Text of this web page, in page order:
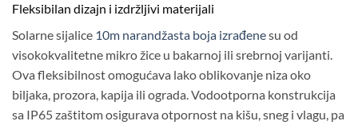
Fleksibilan dizajn i izdržljivi materijali
Solarne sijalice 10m narandžasta boja izrađenesu od
visokokvalitetne mikro žice u bakarnoj ili srebrnoj varijanti.
Ova fleksibilnost omogućava lako oblikovanje niza oko
biljaka, prozora, kapija ili ograda. Vodootporna konstrukcija
sa IP65 zaštitom osigurava otpornost na kišu, sneg i vlagu, pa